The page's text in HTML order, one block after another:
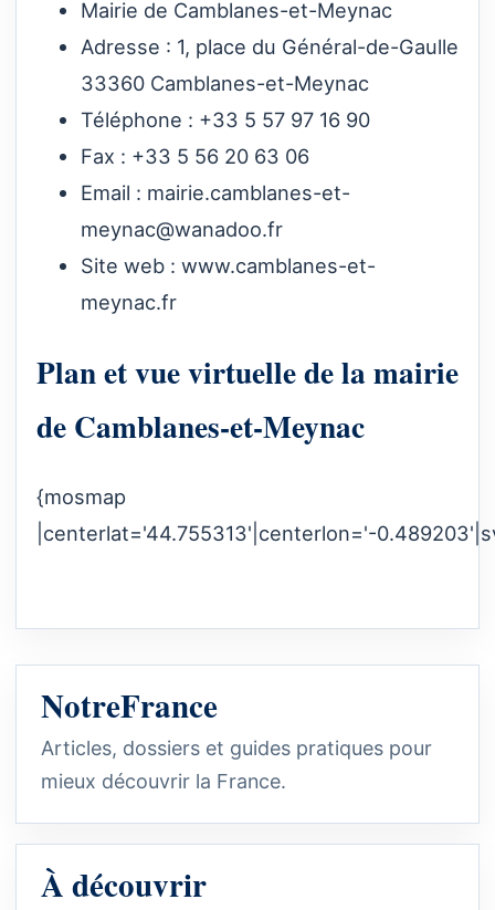
Mairie de Camblanes-et-Meynac
Adresse : 1, place du Général-de-Gaulle
33360 Camblanes-et-Meynac
Téléphone : +33 5 57 97 16 90
Fax : +33 5 56 20 63 06
Email : mairie.camblanes-et-
meynac@wanadoo.fr
Site web : www.camblanes-et-
meynac.fr
Plan et vue virtuelle de la mairie
de Camblanes-et-Meynac
{mosmap
|centerlat='44.755313'|centerlon='-
NotreFrance
Articles, dossiers et guides pratiques pour
mieux découvrir la France.
À découvrir